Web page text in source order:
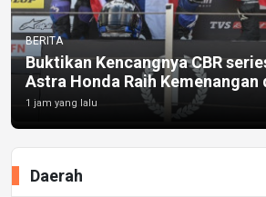
BERITA
Buktikan Kencangnya CBR
Astra Honda Raih
1 jam yang lalu
Daerah